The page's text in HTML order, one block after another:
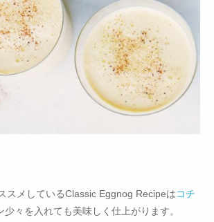
スメしているClassic Eggnog Recipeはコチ
少々を入れても美味しく仕上がります。